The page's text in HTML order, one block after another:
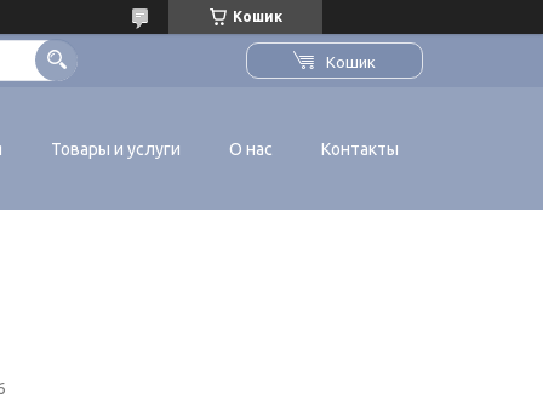
Кошик
Кошик
Товары и услуги О нас Контакты